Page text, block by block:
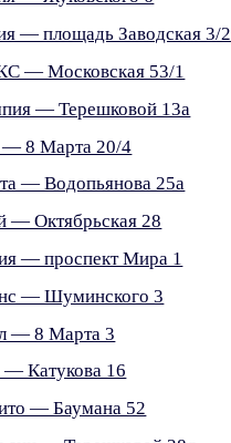
— площадь Заводская 3/2
— Московская 53/1
— Терешковой 13а
— 8 Марта 20/4
— Водопьянова 25а
— Октябрьская 28
— проспект Мира 1
— Шуминского 3
— 8 Марта 3
Катукова 16
— Баумана 52